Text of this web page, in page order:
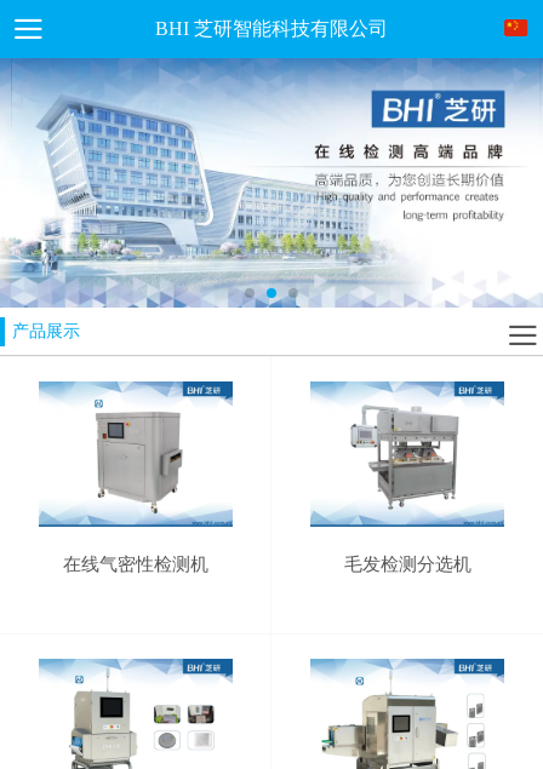
BHI 芝研智能科技有限公司
产品展示
在线气密性检测机 毛发检测分选机